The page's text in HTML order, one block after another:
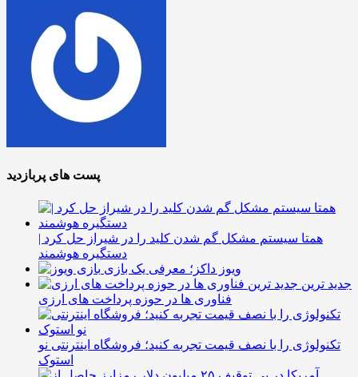
پست های پربازدید
همتا سیستم مشکل گم شدن کلید را در شیراز حل کرد |
دستگیره هوشمند
ویوز داکز؛ معرفی یک بازی
جدید ترین
فناوری ها در حوزه پرداخت های ارزی
تکنولوژی را با نصف قیمت تجربه کنید؛ فروشگاه اینترنتی نو
استوک